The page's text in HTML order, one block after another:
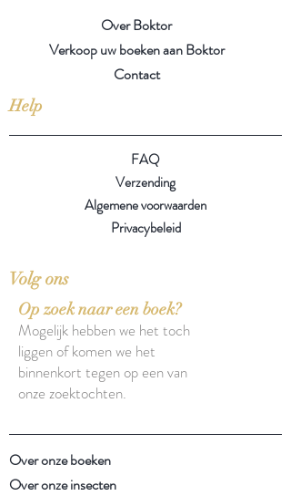
Over Boktor
Verkoop uw boeken aan Boktor
Contact
Help
FAQ
Verzending
Algemene voorwaarden
Privacybeleid
Volg ons
Op zoek naar een boek?
Mogelijk hebben we het toch
liggen of komen we het
binnenkort tegen op een van
onze zoektochten.
Over onze boeken
Over onze insecten